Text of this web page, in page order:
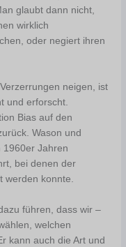
glaubt dann nicht,
wirklich
oder negiert ihren
neigen, ist
und erforscht.
Bias auf den
Wason und
1960er Jahren
bei denen der
werden konnte.
führen, dass wir –
welchen
kann auch die Art und